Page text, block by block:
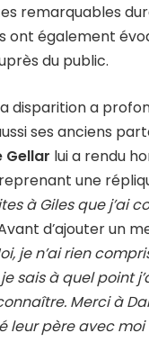
remarquables
ont également
du public.
disparition a
ses anciens
Gellar lui a rendu
une
à Giles que j’ai
d’ajouter un
je n’ai rien
sais à quel point
Merci à
leur père avec